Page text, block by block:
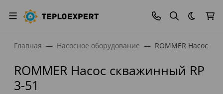
Темная
Главная Насосное оборудование ROMMER Насос
ROMMER Насос скважинный RP
3-51